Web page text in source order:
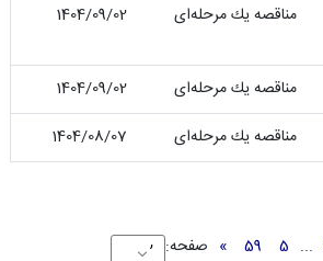
مناقصه یك مرحله‌ای 1404/09/02
مناقصه یك مرحله‌ای
1404/09/02
مناقصه یك مرحله‌ای 1404/08/07
...
5
59
» صفحه: